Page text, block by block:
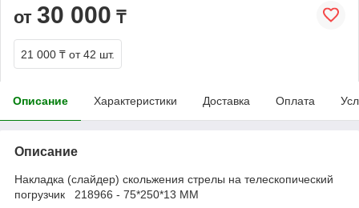
от 30 000 ₸
21 000 ₸ от 42 шт.
Описание Характеристики Доставка Оплата
Описание
Накладка (слайдер) скольжения стрелы на телескопический
погрузчик 218966 - 75*250*13 MM